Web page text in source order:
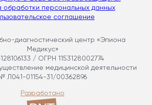
диагностический центр «Эпиона
Медикус»
/ ОГРН 1153128002774
медицинской деятельности
Л041-01154-31/00362896
обработки персональных данных
соглашение
Разработано